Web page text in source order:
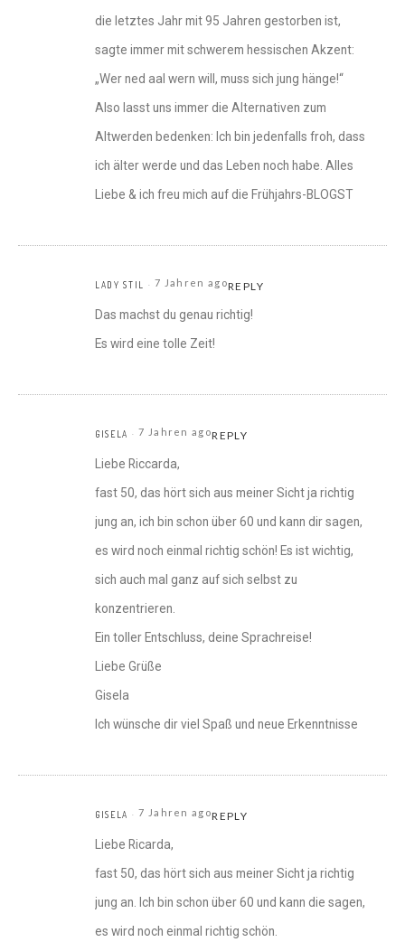
die letztes Jahr mit 95 Jahren gestorben ist,
sagte immer mit schwerem hessischen Akzent:
„Wer ned aal wern will, muss sich jung hänge!“
Also lasst uns immer die Alternativen zum
Altwerden bedenken: Ich bin jedenfalls froh, dass
ich älter werde und das Leben noch habe. Alles
Liebe & ich freu mich auf die Frühjahrs-BLOGST
LADY STIL 7 Jahren agoREPLY
Das machst du genau richtig!
Es wird eine tolle Zeit!
GISELA 7 Jahren agoREPLY
Liebe Riccarda,
fast 50, das hört sich aus meiner Sicht ja richtig
jung an, ich bin schon über 60 und kann dir sagen,
es wird noch einmal richtig schön! Es ist wichtig,
sich auch mal ganz auf sich selbst zu
konzentrieren.
Ein toller Entschluss, deine Sprachreise!
Liebe Grüße
Gisela
Ich wünsche dir viel Spaß und neue Erkenntnisse
GISELA 7 Jahren agoREPLY
Liebe Ricarda,
fast 50, das hört sich aus meiner Sicht ja richtig
jung an. Ich bin schon über 60 und kann die sagen,
es wird noch einmal richtig schön.